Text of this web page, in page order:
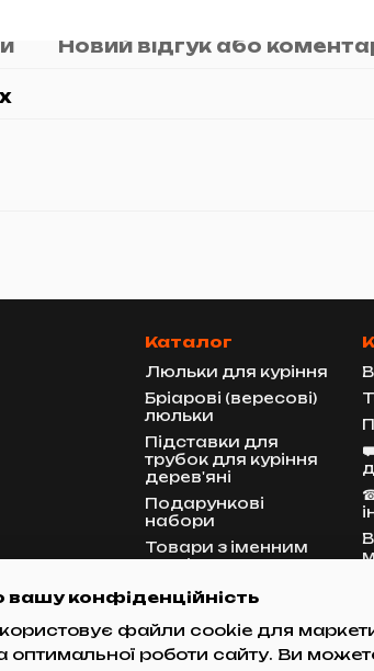
Новий відгук або
Каталог
Люльки для куріння
Бріарові (вересові)
люльки
Підставки для
трубок для куріння
дерев'яні
Подарункові
набори
Товари з іменним
гравіюванням
Аксесуари для
трубок для куріння
конфіденційність
файли cookie для
оптимальної роботи сайту. Ви